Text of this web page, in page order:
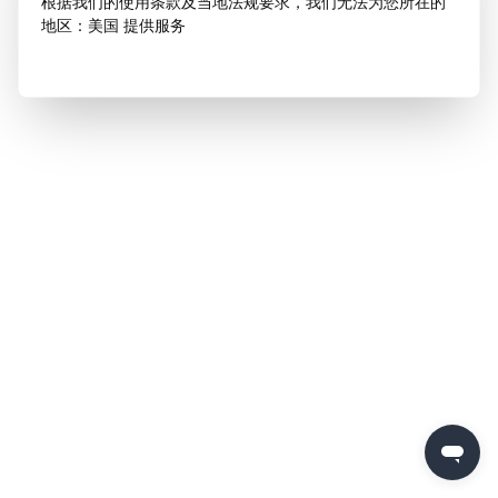
地区：美国 提供服务